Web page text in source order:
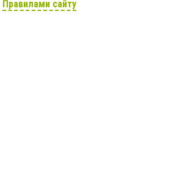
Правилами сайту